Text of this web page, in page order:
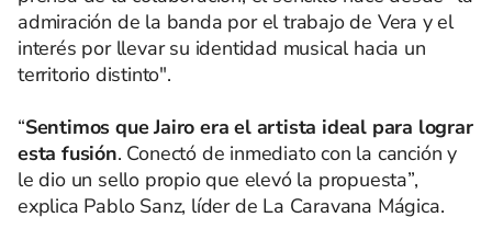
admiración de la banda por el trabajo de Vera y el
interés por llevar su identidad musical hacia un
territorio distinto".
“Sentimos que Jairo era el artista ideal para lograr
esta fusión. Conectó de inmediato con la canción y
le dio un sello propio que elevó la propuesta”,
explica Pablo Sanz, líder de La Caravana Mágica.